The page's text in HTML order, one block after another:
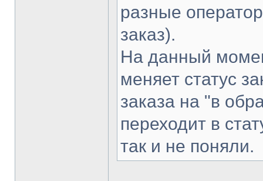
разные
заказ).
На данный
меняет статус
заказа на "в
переходит в
так и не поняли.